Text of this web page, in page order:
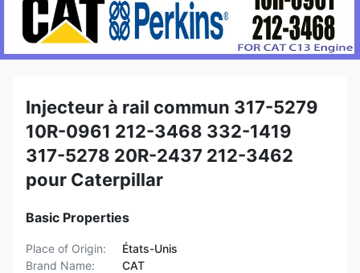
Injecteur à rail commun 317-5279
10R-0961 212-3468 332-1419
317-5278 20R-2437 212-3462
pour Caterpillar
Basic Properties
Place of Origin:
États-Unis
Brand Name:
CAT